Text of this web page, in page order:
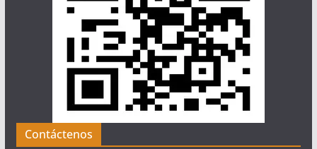
Contáctenos